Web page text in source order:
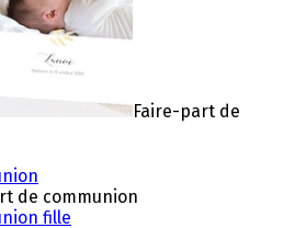
Faire-part de
de communion
fille